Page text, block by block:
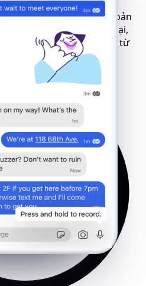
thích với tất cả tài khoản
Dù là mẫu điện thoại,
- việc theo dõi diễn ra từ
toàn.